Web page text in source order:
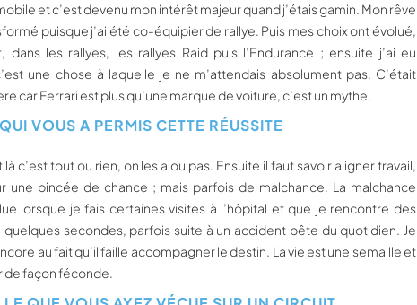
et c’est devenu mon intérêt majeur quand j’étais gamin. Mon rêve
puisque j’ai été co-équipier de rallye. Puis mes choix ont évolué,
les rallyes, les rallyes Raid puis l’Endurance ; ensuite j’ai eu
une chose à laquelle je ne m’attendais absolument pas. C’était
car Ferrari est plus qu’une marque de voiture, c’est un mythe.
VOUS A PERMIS CETTE RÉUSSITE
tout ou rien, on les a ou pas. Ensuite il faut savoir aligner travail,
pincée de chance ; mais parfois de malchance. La malchance
lorsque je fais certaines visites à l’hôpital et que je rencontre des
secondes, parfois suite à un accident bête du quotidien. Je
au fait qu’il faille accompagner le destin. La vie est une semaille et
de façon féconde.